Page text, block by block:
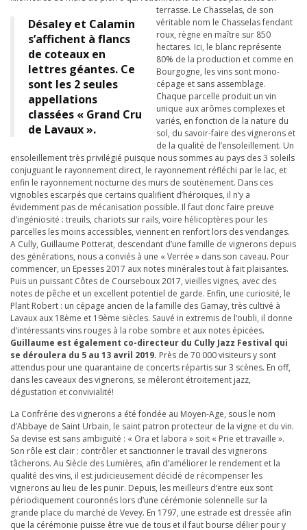
terrasse.
Désaley et Calamin
s’affichent à flancs
de coteaux en
lettres géantes. Ce
sont les 2 seules
appellations
classées « Grand Cru
de Lavaux ».
Le Chasselas, de son
véritable nom le Chasselas fendant
roux, règne en maître sur 850
hectares. Ici, le blanc représente
80% de la production et comme en
Bourgogne, les vins sont mono-
cépage et sans assemblage.
Chaque parcelle produit un vin
unique aux arômes complexes et
variés, en fonction de la nature du
sol, du savoir-faire des vignerons et
de la qualité de l’ensoleillement. Un
ensoleillement très privilégié puisque nous sommes au pays des 3 soleils
conjuguant le rayonnement direct, le rayonnement réfléchi par le lac, et
enfin le rayonnement nocturne des murs de soutènement. Dans ces
vignobles escarpés que certains qualifient d’héroïques, il n’y a
évidemment pas de mécanisation possible. Il faut donc faire preuve
d’ingéniosité : treuils, chariots sur rails, voire hélicoptères pour les
parcelles les moins accessibles, viennent en renfort lors des vendanges.
A Cully, Guillaume Potterat, descendant d’une famille de vignerons depuis
des générations, nous a conviés à une « Verrée » dans son caveau. Pour
commencer, un Epesses 2017 aux notes minérales tout à fait plaisantes.
Puis un puissant Côtes de Courseboux 2017, vieilles vignes, avec des
notes de pêche et un excellent potentiel de garde. Enfin, une curiosité, le
Plant Robert : un cépage ancien de la famille des Gamay, très cultivé à
Lavaux aux 18ème et 19ème siècles. Sauvé in extremis de l’oubli, il donne
d’intéressants vins rouges à la robe sombre et aux notes épicées.
Guillaume est également co-directeur du Cully Jazz Festival qui
se déroulera du 5 au 13 avril 2019. Près de 70 000 visiteurs y sont
attendus pour une quarantaine de concerts répartis sur 3 scènes. En off,
dans les caveaux des vignerons, se mêleront étroitement jazz,
dégustation et convivialité!
La Confrérie des vignerons a été fondée au Moyen-Age, sous le nom
d’Abbaye de Saint Urbain, le saint patron protecteur de la vigne et du vin.
Sa devise est sans ambiguïté : « Ora et labora » soit « Prie et travaille ».
Son rôle est clair : contrôler et sanctionner le travail des vignerons
tâcherons. Au Siècle des Lumières, afin d’améliorer le rendement et la
qualité des vins, il est judicieusement décidé de récompenser les
vignerons au lieu de les punir. Depuis, les meilleurs d’entre eux sont
périodiquement couronnés lors d’une cérémonie solennelle sur la
grande place du marché de Vevey. En 1797, une estrade est dressée afin
que la cérémonie puisse être vue de tous et il faut bourse délier pour y